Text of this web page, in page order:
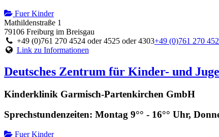
Fuer Kinder
Mathildenstraße 1
79106 Freiburg im Breisgau
+49 (0)761 270 4524 oder 4525 oder 4303+49 (0)761 270
Link zu Informationen
Deutsches Zentrum für Kinder- und
Kinderklinik Garmisch-Partenkirchen GmbH
Sprechstundenzeiten: Montag 9°° - 16°° Uhr,
Fuer Kinder